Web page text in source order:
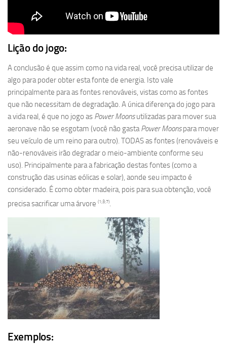
Lição do jogo:
A conclusão é que assim como na vida real, você precisa utilizar de
algo para poder obter esta fonte de energia. Isto vale
principalmente para as fontes renováveis, vistas como as fontes
que não necessitam de degradação. A única diferença do jogo para
a vida real, é que no jogo as Power Moonsutilizadas para mover sua
aeronave não se esgotam (você não gastaPower Moonspara mover
seu veículo de um reino para outro). TODAS as fontes (renováveis e
não-renováveis irão degradar o meio-ambiente conforme seu
uso). Principalmente para a fabricação destas fontes (como a
construção das usinas eólicas e solar), aonde seu impacto é
considerado. É como obter madeira, pois para sua obtenção, você
precisa sacrificar uma árvore (1;3;7).
Exemplos: